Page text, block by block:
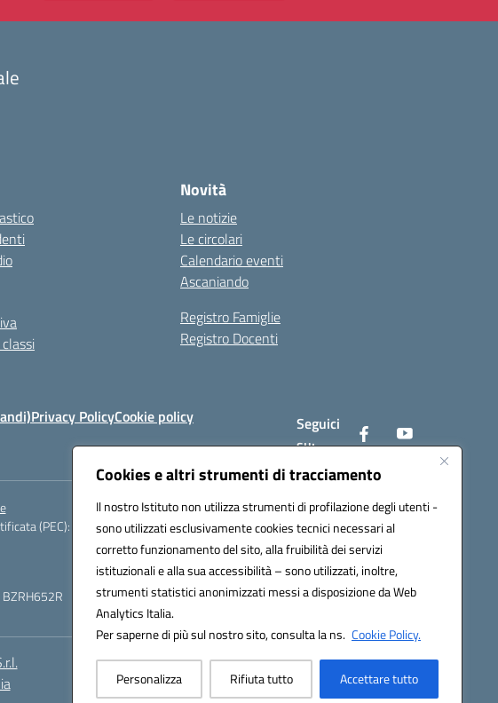
Cookies e altri strumenti di tracciamento
Il nostro Istituto non utilizza strumenti di profilazione degli utenti -
sono utilizzati esclusivamente cookies tecnici necessari al
corretto funzionamento del sito, alla fruibilità dei servizi
istituzionali e alla sua accessibilità – sono utilizzati, inoltre,
strumenti statistici anonimizzati messi a disposizione da Web
Analytics Italia.
Per saperne di più sul nostro sito, consulta la ns. Cookie Policy.
Personalizza Rifiuta tutto Accettare tutto
Novità
Le notizie
Le circolari
Calendario eventi
Ascaniando
Registro Famiglie
Registro Docenti
Privacy PolicyCookie policy
Seguici
su:
(PEC):
leic8av008@pec.istruzione.it
BZRH652R